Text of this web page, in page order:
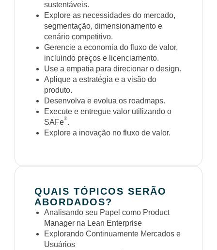
sustentáveis.
Explore as necessidades do mercado,
segmentação, dimensionamento e
cenário competitivo.
Gerencie a economia do fluxo de valor,
incluindo preços e licenciamento.
Use a empatia para direcionar o design.
Aplique a estratégia e a visão do
produto.
Desenvolva e evolua os roadmaps.
Execute e entregue valor utilizando o
SAFe®.
Explore a inovação no fluxo de valor.
QUAIS TÓPICOS SERÃO
ABORDADOS?
Analisando seu Papel como Product
Manager na Lean Enterprise
Explorando Continuamente Mercados e
Usuários